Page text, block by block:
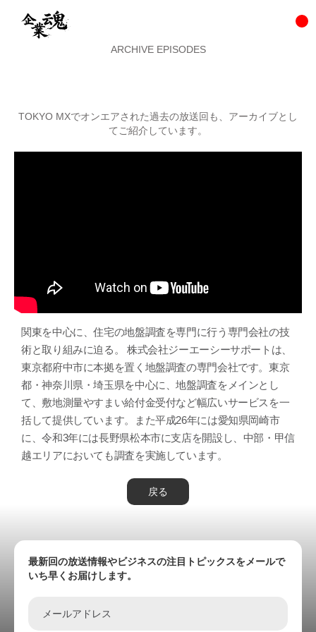
ARCHIVE EPISODES
TOKYO MXでオンエアされた過去の放送回も、アーカイブとし
てご紹介しています。
関東を中心に、住宅の地盤調査を専門に行う専門会社の技
術と取り組みに迫る。 株式会社ジーエーシーサポートは、
東京都府中市に本拠を置く地盤調査の専門会社です。東京
都・神奈川県・埼玉県を中心に、地盤調査をメインとし
て、敷地測量やすまい給付金受付など幅広いサービスを一
括して提供しています。また平成26年には愛知県岡崎市
に、令和3年には長野県松本市に支店を開設し、中部・甲信
越エリアにおいても調査を実施しています。
戻る
最新回の放送情報やビジネスの注目トピックスをメールで
いち早くお届けします。